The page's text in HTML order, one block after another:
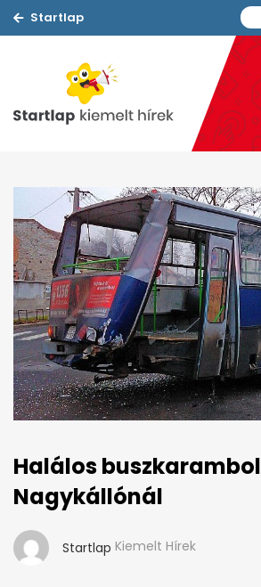
Startlap
Halálos buszkarambol
Nagykállónál
Startlap Kiemelt Hírek